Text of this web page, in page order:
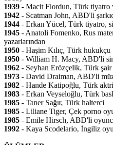
1939 - Macit Flordun, Türk tiyatro
1942 - Scatman John, ABD'li
1944 - Erkan Yücel, Türk tiyatro,
1945 - Anatoli Fomenko, Rus
yazarlarından
1950 - Haşim Kılıç, Türk hukukçu
1950 - William H. Macy, ABD'li
1962 - Seyhan Erözçelik, Türk
1973 - David Draiman, ABD'li
1982 - Hande Katipoğlu, Türk
1983 - Erkan Veyseloğlu, Türk
1985 - Taner Sağır, Türk halterci
1985 - Liliane Tiger, Çek porno
1985 - Emile Hirsch, ABD'li
1992 - Kaya Scodelario, İngiliz